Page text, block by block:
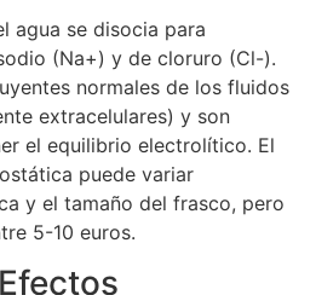
agua se disocia para
(Na+) y de cloruro (Cl-).
normales de los fluidos
extracelulares) y son
el equilibrio electrolítico. El
puede variar
y el tamaño del frasco, pero
5-10 euros.